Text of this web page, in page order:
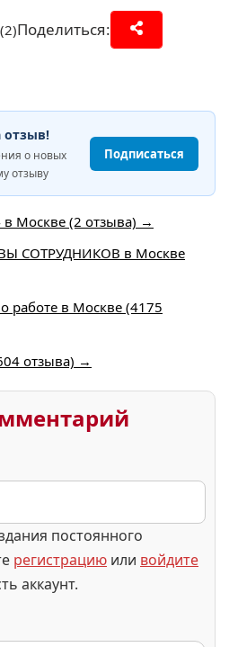
(2)Поделиться:
отзыв!
о новых
отзыву
Подписаться
в Москве (2 отзыва) →
СОТРУДНИКОВ в Москве
работе в Москве (4175
отзыва) →
постоянного
регистрацию или войдите
аккаунт.